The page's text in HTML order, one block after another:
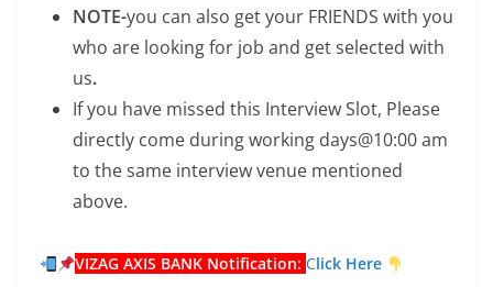
NOTE-you can also get your FRIENDS with you
who are looking for job and get selected with
us.
If you have missed this Interview Slot, Please
directly come during working days@10:00 am
to the same interview venue mentioned
above.
VIZAG AXIS BANK Notification: Click Here